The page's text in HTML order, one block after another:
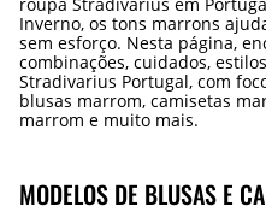
Inverno, os tons marrons
sem esforço. Nesta página,
combinações, cuidados,
Stradivarius Portugal, com
blusas marrom, camisetas
marrom e muito mais.
MODELOS DE BLUSAS E